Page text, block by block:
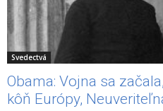
Svedectvá
Obama: Vojna sa
kôň Európy,